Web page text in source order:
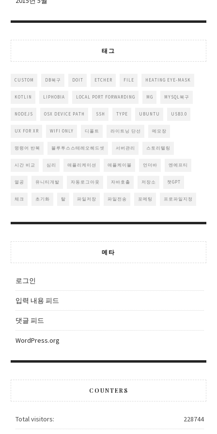
태그
CUSTOM DB복구 DOIT ETCHER FILE HEATING EYE-MASK
KOTLIN LIPHOBIA LOCAL PORT FORWARDING MG MYSQL복구
NODEJS OSX DEVICE PATH SSH TYPE UBUNTU USB3.0
UX FOR XR WIFI ONLY 디폴트 라이트닝 단선 메모장
명령어 반복 블루투스스테레오헤드셋 서버관리 스토리텔링
시간 비교 심리 애플리케이션 애플케이블 언더바 엔에프티
열공 유니티개발 자동로그아웃 자바호출 저장소 챗GPT
체크 초기화 탈 파일저장 파일전송 포메팅 프로파일지정
메타
로그인
입력 내용 피드
댓글 피드
WordPress.org
COUNTERS
228744
Total visitors: